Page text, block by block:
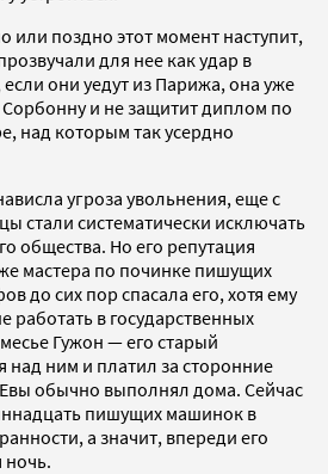
или поздно этот момент наступит,
для нее как удар в
они уедут из Парижа, она уже
Сорбонну и не защитит диплом по
над которым так усердно
угроза увольнения, еще с
стали систематически исключать
общества. Но его репутация
мастера по починке пишущих
до сих пор спасала его, хотя ему
работать в государственных
Гужон — его старый
над ним и платил за сторонние
обычно выполнял дома. Сейчас
пишущих машинок в
а значит, впереди его
ночь.